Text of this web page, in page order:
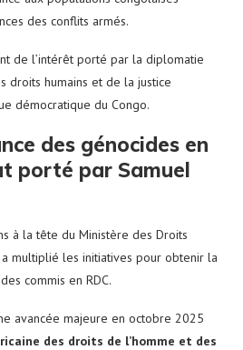
des conflits armés.
de l’intérêt porté par la diplomatie
droits humains et de la justice
démocratique du Congo.
des génocides en
porté par Samuel
à la tête du Ministère des Droits
a multiplié les initiatives pour obtenir la
commis en RDC.
avancée majeure en octobre 2025
des droits de l’homme et des